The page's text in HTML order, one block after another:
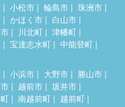
小松市 輪島市
珠洲市
かほく市
白山市
川北町
津幡町
宝達志水町
中能登町
小浜市 大野市
勝山市
越前市
坂井市
南越前町
越前町